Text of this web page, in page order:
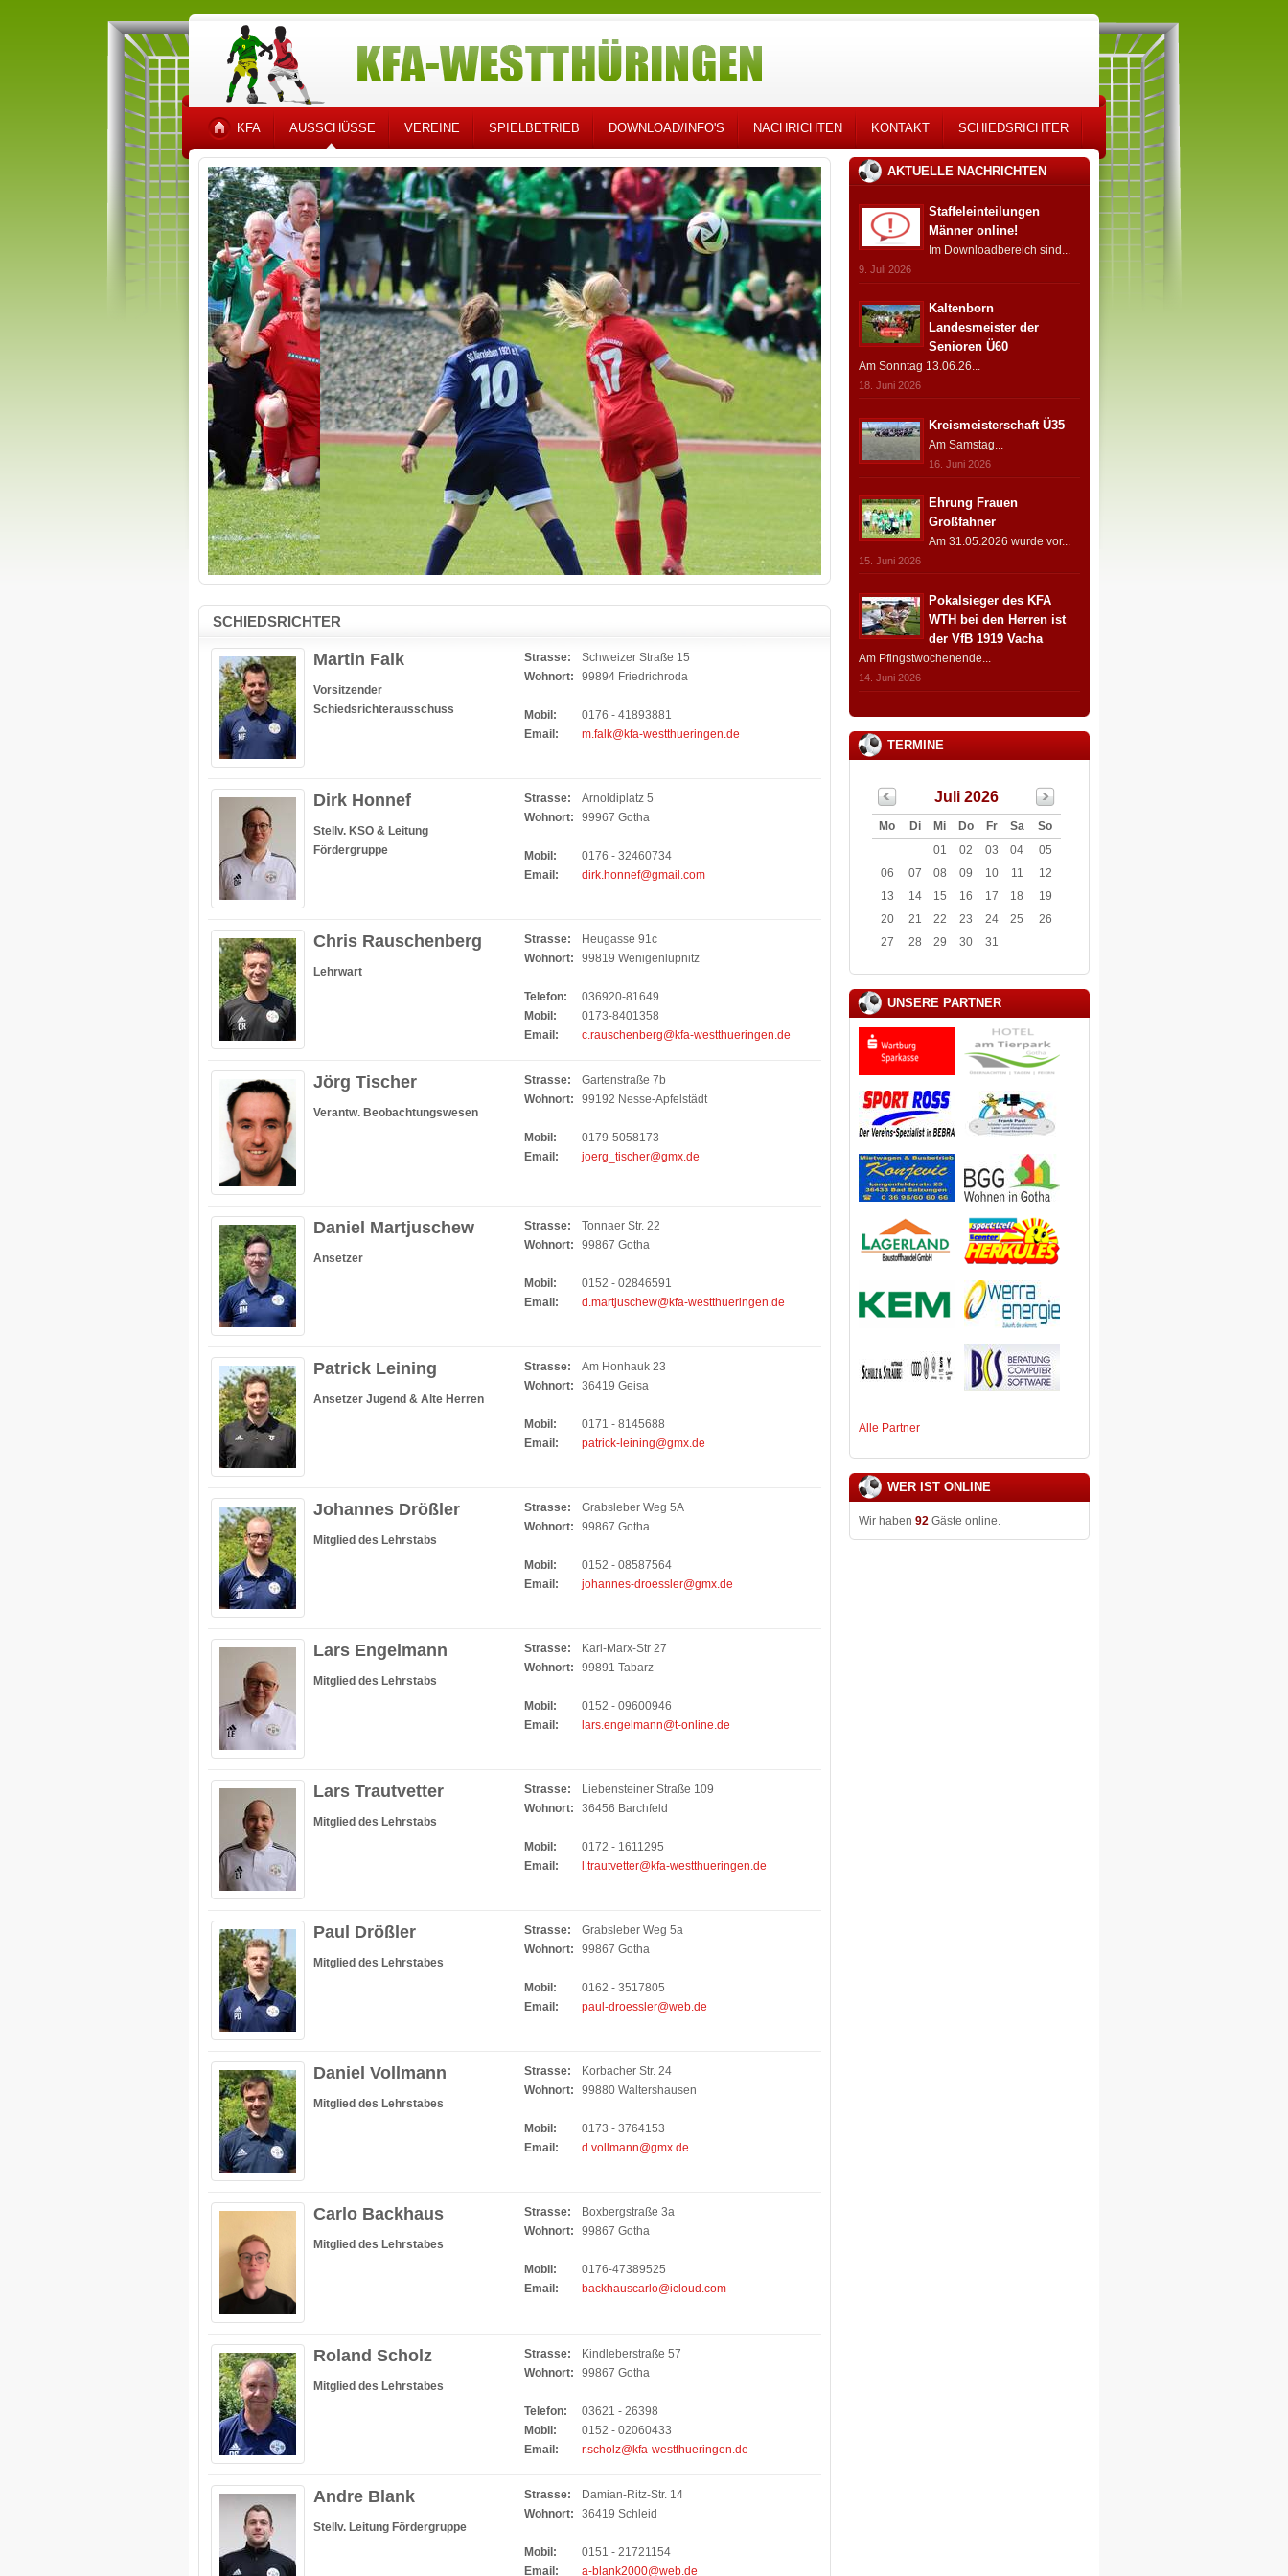
KFA AUSSCHÜSSE VEREINE SPIELBETRIEB DOWNLOAD/INFO'S NACHRICHTEN KONTAKT SCHIEDSRICHTER
SCHIEDSRICHTER
Martin Falk
Vorsitzender
Schiedsrichterausschuss
Strasse:
Schweizer Straße 15
Wohnort:
99894 Friedrichroda
Mobil:
0176 - 41893881
Email:
m.falk@kfa-westthueringen.de
Dirk Honnef
Stellv. KSO & Leitung
Fördergruppe
Strasse:
Arnoldiplatz 5
Wohnort:
99967 Gotha
Mobil:
0176 - 32460734
Email:
dirk.honnef@gmail.com
Chris Rauschenberg
Lehrwart
Strasse:
Heugasse 91c
Wohnort:
99819 Wenigenlupnitz
Telefon:
036920-81649
Mobil:
0173-8401358
Email:
c.rauschenberg@kfa-westthueringen.de
Jörg Tischer
Verantw. Beobachtungswesen
Strasse:
Gartenstraße 7b
Wohnort:
99192 Nesse-Apfelstädt
Mobil:
0179-5058173
Email:
joerg_tischer@gmx.de
Daniel Martjuschew
Ansetzer
Strasse:
Tonnaer Str. 22
Wohnort:
99867 Gotha
Mobil:
0152 - 02846591
Email:
d.martjuschew@kfa-westthueringen.de
Patrick Leining
Ansetzer Jugend & Alte Herren
Strasse:
Am Honhauk 23
Wohnort:
36419 Geisa
Mobil:
0171 - 8145688
Email:
patrick-leining@gmx.de
Johannes Drößler
Mitglied des Lehrstabs
Strasse:
Grabsleber Weg 5A
Wohnort:
99867 Gotha
Mobil:
0152 - 08587564
Email:
johannes-droessler@gmx.de
Lars Engelmann
Mitglied des Lehrstabs
Strasse:
Karl-Marx-Str 27
Wohnort:
99891 Tabarz
Mobil:
0152 - 09600946
Email:
lars.engelmann@t-online.de
Lars Trautvetter
Mitglied des Lehrstabs
Strasse:
Liebensteiner Straße 109
Wohnort:
36456 Barchfeld
Mobil:
0172 - 1611295
Email:
l.trautvetter@kfa-westthueringen.de
Paul Drößler
Mitglied des Lehrstabes
Strasse:
Grabsleber Weg 5a
Wohnort:
99867 Gotha
Mobil:
0162 - 3517805
Email:
paul-droessler@web.de
Daniel Vollmann
Mitglied des Lehrstabes
Strasse:
Korbacher Str. 24
Wohnort:
99880 Waltershausen
Mobil:
0173 - 3764153
Email:
d.vollmann@gmx.de
Carlo Backhaus
Mitglied des Lehrstabes
Strasse:
Boxbergstraße 3a
Wohnort:
99867 Gotha
Mobil:
0176-47389525
Email:
backhauscarlo@icloud.com
Roland Scholz
Mitglied des Lehrstabes
Strasse:
Kindleberstraße 57
Wohnort:
99867 Gotha
Telefon:
03621 - 26398
Mobil:
0152 - 02060433
Email:
r.scholz@kfa-westthueringen.de
Andre Blank
Stellv. Leitung Fördergruppe
Strasse:
Damian-Ritz-Str. 14
Wohnort:
36419 Schleid
Mobil:
0151 - 21721154
Email:
a-blank2000@web.de
AKTUELLE NACHRICHTEN
Staffeleinteilungen
Männer online!
Im Downloadbereich sind...
9. Juli 2026
Kaltenborn
Landesmeister der
Senioren Ü60
Am Sonntag 13.06.26...
18. Juni 2026
Kreismeisterschaft Ü35
Am Samstag...
16. Juni 2026
Ehrung Frauen
Großfahner
Am 31.05.2026 wurde vor...
15. Juni 2026
Pokalsieger des KFA
WTH bei den Herren ist
der VfB 1919 Vacha
Am Pfingstwochenende...
14. Juni 2026
TERMINE
Juli 2026
Mo Di Mi Do Fr Sa
So
01
02 03 04
05
06
07 08 09 10 11
12
13
14 15 16 17 18
19
20
21 22 23 24 25
26
27
28 29 30 31
UNSERE PARTNER
Alle Partner
WER IST ONLINE
Wir haben 92Gäste online.